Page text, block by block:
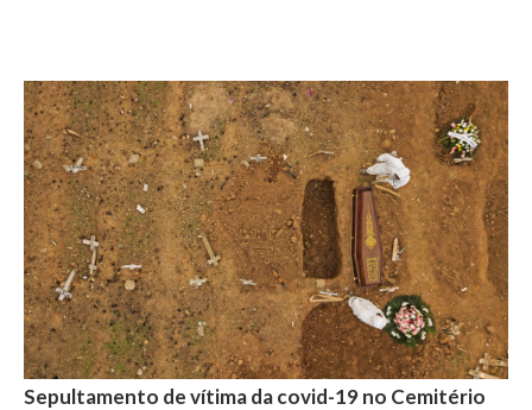
Sepultamento de vítima da covid-19 no Cemitério